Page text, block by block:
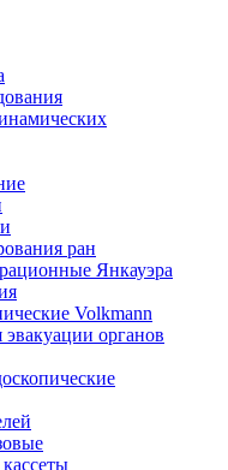
ран
Янкауэра
Volkmann
органов